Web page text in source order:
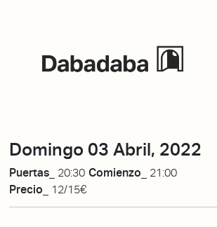
Domingo 03 Abril, 2022
Puertas_ 20:30 Comienzo_ 21:00
Precio_
12/15€